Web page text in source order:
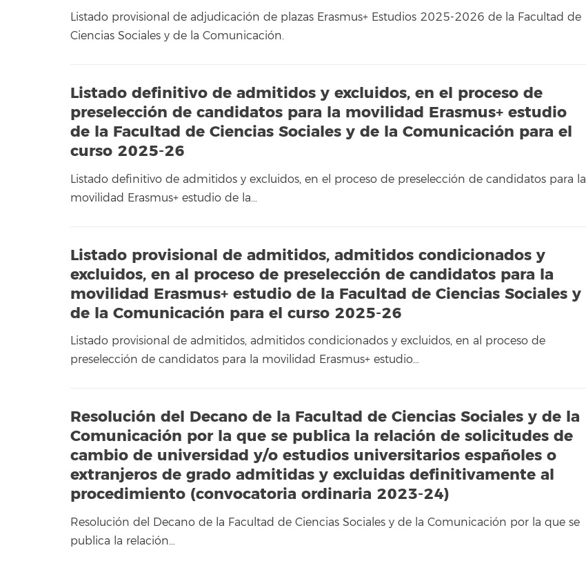
Listado provisional de adjudicación de plazas Erasmus+ Estudios 2025-2026 de la Facultad de
Ciencias Sociales y de la Comunicación.
Listado definitivo de admitidos y excluidos, en el proceso de
preselección de candidatos para la movilidad Erasmus+ estudio
de la Facultad de Ciencias Sociales y de la Comunicación para el
curso 2025-26
Listado definitivo de admitidos y excluidos, en el proceso de preselección de candidatos para la
movilidad Erasmus+ estudio de la…
Listado provisional de admitidos, admitidos condicionados y
excluidos, en al proceso de preselección de candidatos para la
movilidad Erasmus+ estudio de la Facultad de Ciencias Sociales y
de la Comunicación para el curso 2025-26
Listado provisional de admitidos, admitidos condicionados y excluidos, en al proceso de
preselección de candidatos para la movilidad Erasmus+ estudio…
Resolución del Decano de la Facultad de Ciencias Sociales y de la
Comunicación por la que se publica la relación de solicitudes de
cambio de universidad y/o estudios universitarios españoles o
extranjeros de grado admitidas y excluidas definitivamente al
procedimiento (convocatoria ordinaria 2023-24)
Resolución del Decano de la Facultad de Ciencias Sociales y de la Comunicación por la que se
publica la relación…